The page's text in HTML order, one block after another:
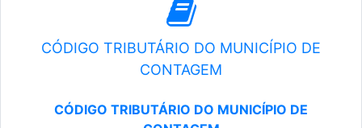
CÓDIGO TRIBUTÁRIO DO MUNICÍPIO DE
CONTAGEM
CÓDIGO TRIBUTÁRIO DO MUNICÍPIO DE